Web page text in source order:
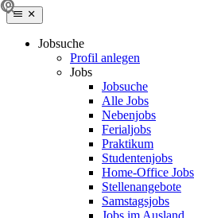
Jobsuche
Profil anlegen
Jobs
Jobsuche
Alle Jobs
Nebenjobs
Ferialjobs
Praktikum
Studentenjobs
Home-Office Jobs
Stellenangebote
Samstagsjobs
Jobs im Ausland